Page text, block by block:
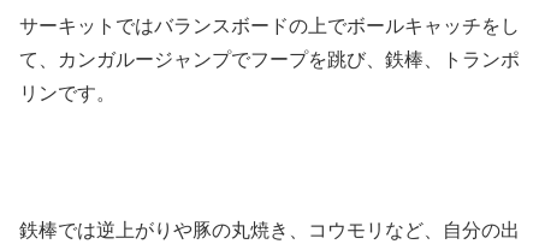
サーキットではバランスボードの上でボールキャッチをし
て、カンガルージャンプでフープを跳び、鉄棒、トランポ
リンです。
鉄棒では逆上がりや豚の丸焼き、コウモリなど、自分の出